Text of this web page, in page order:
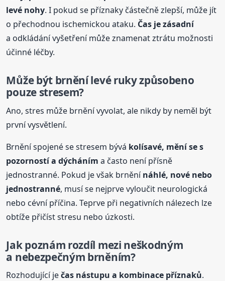
levé nohy. I pokud se příznaky částečně zlepší, může jít
o přechodnou ischemickou ataku. Čas je zásadní
a odkládání vyšetření může znamenat ztrátu možnosti
účinné léčby.
Může být brnění levé ruky způsobeno
pouze stresem?
Ano, stres může brnění vyvolat, ale nikdy by neměl být
první vysvětlení.
Brnění spojené se stresem bývá kolísavé, mění se s
pozorností a dýcháním a často není přísně
jednostranné. Pokud je však brněnínáhlé, nové nebo
jednostranné, musí se nejprve vyloučit neurologická
nebo cévní příčina. Teprve při negativních nálezech lze
obtíže přičíst stresu nebo úzkosti.
Jak poznám rozdíl mezi neškodným
a nebezpečným brněním?
Rozhodující ječas nástupu a kombinace příznaků.